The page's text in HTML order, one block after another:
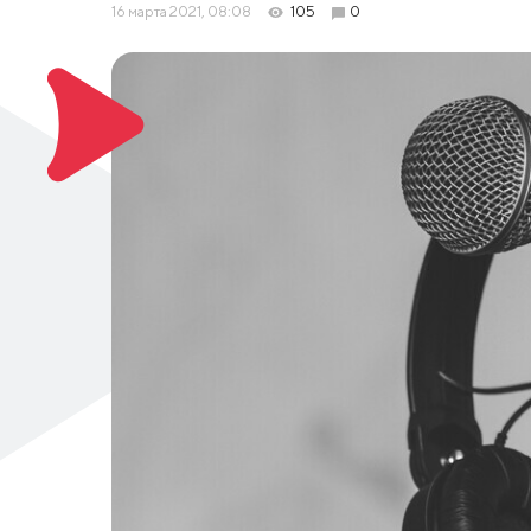
16 марта 2021, 08:08 105 0